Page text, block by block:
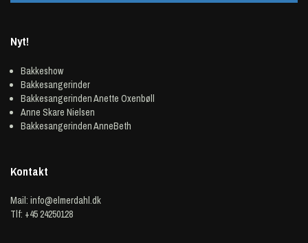
Nyt!
Bakkeshow
Bakkesangerinder
Bakkesangerinden Anette Oxenbøll
Anne Skare Nielsen
Bakkesangerinden AnneBeth
Kontakt
Mail: info@elmerdahl.dk
Tlf: +45 24250128